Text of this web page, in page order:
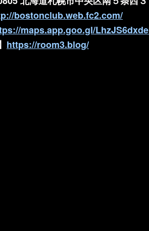
bostonclub.web.fc2.com/
maps.app.goo.gl/
https://room3.blog/